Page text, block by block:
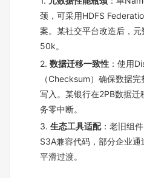
颈，可采用HDFS
案。某社交平台改造后，
50k。
2. 数据迁移一致性 ：使用
（Checksum）确保数据
写入。某银行在2PB数据
务零中断。
3. 生态工具适配：老旧组
S3A兼容代码，部分企业
平滑过渡。